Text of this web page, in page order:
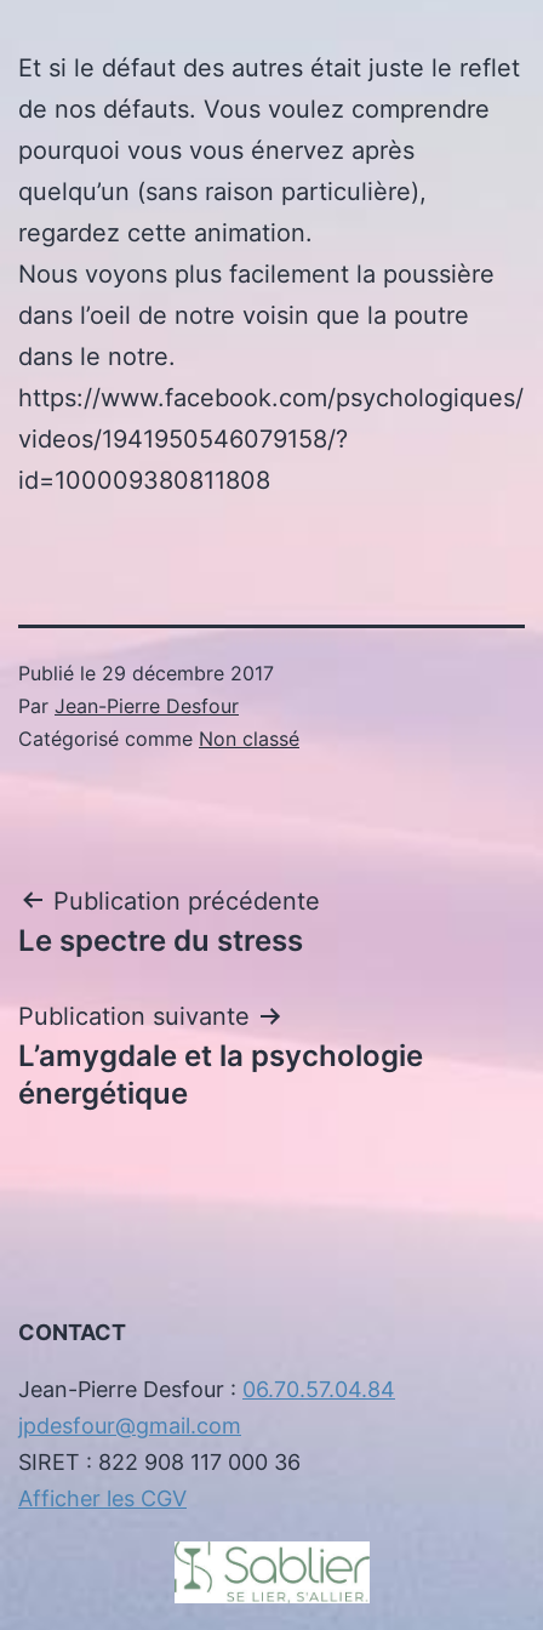
Et si le défaut des autres était juste le reflet
de nos défauts. Vous voulez comprendre
pourquoi vous vous énervez après
quelqu’un (sans raison particulière),
regardez cette animation.
Nous voyons plus facilement la poussière
dans l’oeil de notre voisin que la poutre
dans le notre.
https://www.facebook.com/psychologiques/
videos/1941950546079158/?
id=100009380811808
Publié le 29 décembre 2017
Par Jean-Pierre Desfour
Catégorisé comme Non classé
Navigation
de
l’article
Publication précédente
Le spectre du stress
Publication suivante
L’amygdale et la psychologie
énergétique
CONTACT
Jean-Pierre Desfour : 06.70.57.04.84
jpdesfour@gmail.com
SIRET : 822 908 117 000 36
Afficher les CGV